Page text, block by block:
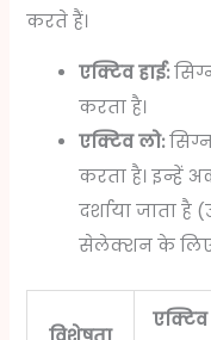
करते हैं।
एक्टिव हाई:
करता है।
एक्टिव लो:
करता है। इन्हें
दर्शाया जाता
सेलेक्शन के
एक्टिव